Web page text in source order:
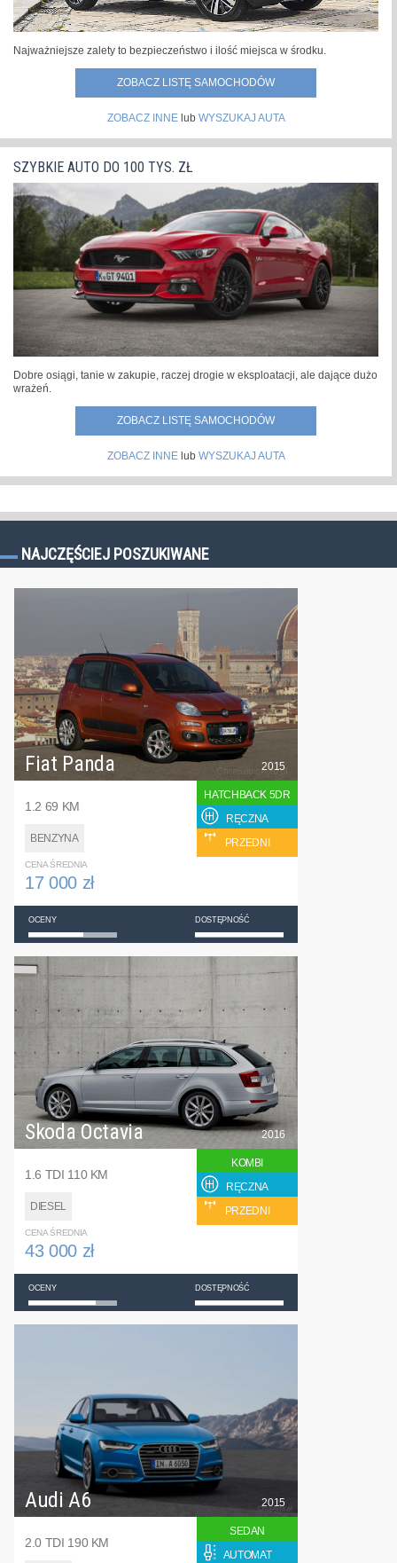
Najważniejsze zalety to bezpieczeństwo i ilość miejsca w środku.
ZOBACZ LISTĘ SAMOCHODÓW
ZOBACZ INNElub WYSZUKAJ AUTA
SZYBKIE AUTO DO 100 TYS. ZŁ
Dobre osiągi, tanie w zakupie, raczej drogie w eksploatacji, ale dające dużo
wrażeń.
ZOBACZ LISTĘ SAMOCHODÓW
ZOBACZ INNElub WYSZUKAJ AUTA
NAJCZĘŚCIEJ POSZUKIWANE
Fiat Panda
1.2 69 KM
BENZYNA
2015
HATCHBACK 5DR
RĘCZNA
PRZEDNI
CENA ŚREDNIA
17 000 zł
OCENY DOSTĘPNOŚĆ
Skoda Octavia
1.6 TDI 110 KM
DIESEL
2016
KOMBI
RĘCZNA
PRZEDNI
CENA ŚREDNIA
43 000 zł
OCENY DOSTĘPNOŚĆ
Audi A6
2.0 TDI 190 KM
2015
SEDAN
AUTOMAT